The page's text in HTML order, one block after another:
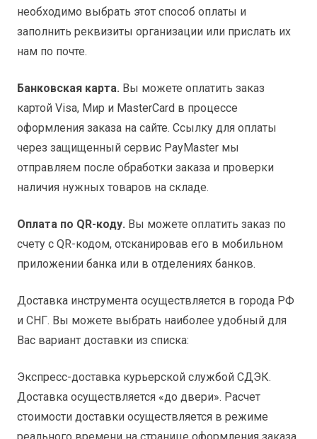
необходимо выбрать этот способ оплаты и
заполнить реквизиты организации или прислать их
нам по почте.
Банковская карта. Вы можете оплатить заказ
картой Visa, Мир и MasterCard в процессе
оформления заказа на сайте. Ссылку для оплаты
через защищенный сервис PayMaster мы
отправляем после обработки заказа и проверки
наличия нужных товаров на складе.
Оплата по QR-коду. Вы можете оплатить заказ по
счету с QR-кодом, отсканировав его в мобильном
приложении банка или в отделениях банков.
Доставка инструмента осуществляется в города РФ
и СНГ. Вы можете выбрать наиболее удобный для
Вас вариант доставки из списка:
Экспресс-доставка курьерской службой СДЭК.
Доставка осуществляется «до двери». Расчет
стоимости доставки осуществляется в режиме